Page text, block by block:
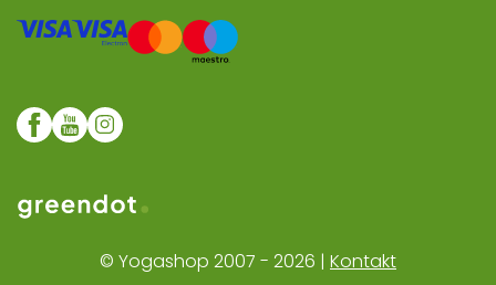
Web realizoval Greendot
© Yogashop 2007 - 2026 | Kontakt